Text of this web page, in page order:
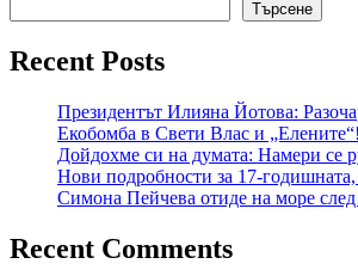
Търсене
Recent Posts
Президентът Илияна Йотова:
Екобомба в Свети Влас и
Дойдохме си на думата: Намери се
Нови подробности за 17-
Симона Пейчева отиде на море
Recent Comments